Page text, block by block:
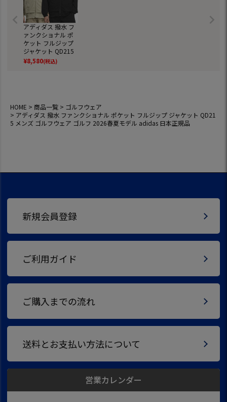
アディダス 撥水 フ
ァンクショナル ポ
ケット フルジップ
ジャケット QD215
メンズ ゴルフウェ
ア ゴルフ 2026春夏
¥8,580(税込)
HOME 商品一覧
ゴルフウェア
アディダス 撥水 ファンクショナル ポケット フルジップ ジャケット QD21
5 メンズ ゴルフウェア ゴルフ 2026春夏モデル adidas 日本正規品
新規会員登録
ご利用ガイド
ご購入までの流れ
送料とお支払い方法について
営業カレンダー